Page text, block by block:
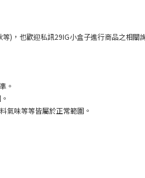
等) ，也歡迎私訊29IG小盒子進行商品之相關
。
氣味等等皆屬於正常範圍。